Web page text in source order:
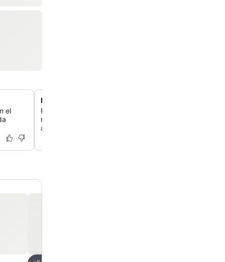
el
Interiores de habitaciones vibrantes y cálidos
Relájese en habitaciones con una cálida decoración en
realzada con arreglos florales frescos, creando un
acogedor y atractivo.